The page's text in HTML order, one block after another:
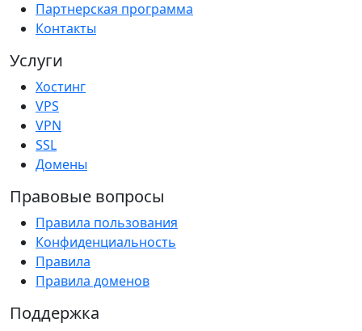
Партнерская программа
Контакты
Услуги
Хостинг
VPS
VPN
SSL
Домены
Правовые вопросы
Правила пользования
Конфиденциальность
Правила
Правила доменов
Поддержка